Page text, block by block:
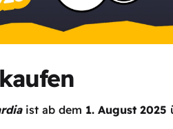
ist ab dem 1. August 2025